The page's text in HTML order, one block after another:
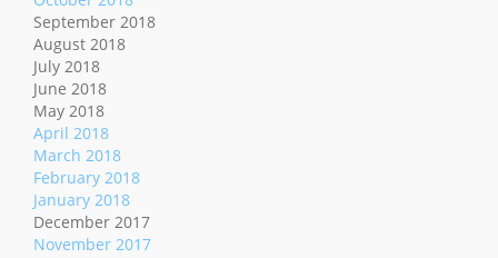
September 2018
August 2018
July 2018
June 2018
May 2018
April 2018
March 2018
February 2018
January 2018
December 2017
November 2017